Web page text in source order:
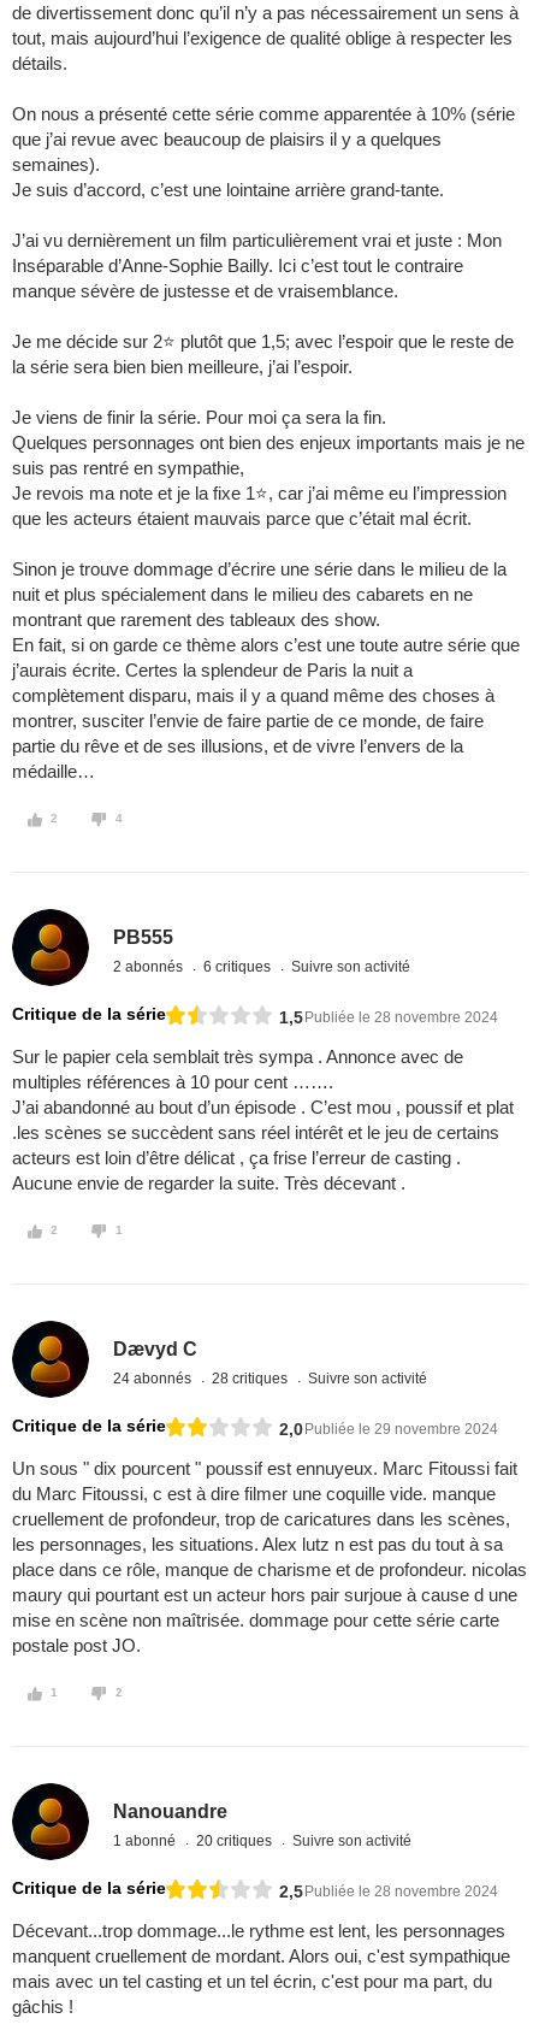
de divertissement donc qu’il n’y a pas nécessairement un sens à
tout, mais aujourd’hui l’exigence de qualité oblige à respecter les
détails.
On nous a présenté cette série comme apparentée à 10% (série
que j’ai revue avec beaucoup de plaisirs il y a quelques
semaines).
Je suis d’accord, c’est une lointaine arrière grand-tante.
J’ai vu dernièrement un film particulièrement vrai et juste : Mon
Inséparable d’Anne-Sophie Bailly. Ici c’est tout le contraire
manque sévère de justesse et de vraisemblance.
Je me décide sur 2⭐️ plutôt que 1,5; avec l’espoir que le reste de
la série sera bien bien meilleure, j’ai l’espoir.
Je viens de finir la série. Pour moi ça sera la fin.
Quelques personnages ont bien des enjeux importants mais je ne
suis pas rentré en sympathie,
Je revois ma note et je la fixe 1⭐️, car j’ai même eu l’impression
que les acteurs étaient mauvais parce que c’était mal écrit.
Sinon je trouve dommage d’écrire une série dans le milieu de la
nuit et plus spécialement dans le milieu des cabarets en ne
montrant que rarement des tableaux des show.
En fait, si on garde ce thème alors c’est une toute autre série que
j’aurais écrite. Certes la splendeur de Paris la nuit a
complètement disparu, mais il y a quand même des choses à
montrer, susciter l’envie de faire partie de ce monde, de faire
partie du rêve et de ses illusions, et de vivre l’envers de la
médaille…
2 4
PB555
2 abonnés 6 critiques Suivre son activité
Critique de la série 1,5Publiée le 28 novembre 2024
Sur le papier cela semblait très sympa . Annonce avec de
multiples références à 10 pour cent …….
J’ai abandonné au bout d’un épisode . C’est mou , poussif et plat
.les scènes se succèdent sans réel intérêt et le jeu de certains
acteurs est loin d’être délicat , ça frise l’erreur de casting .
Aucune envie de regarder la suite. Très décevant .
2 1
Dævyd C
24 abonnés 28 critiques Suivre son activité
Critique de la série 2,0Publiée le 29 novembre 2024
Un sous " dix pourcent " poussif est ennuyeux. Marc Fitoussi fait
du Marc Fitoussi, c est à dire filmer une coquille vide. manque
cruellement de profondeur, trop de caricatures dans les scènes,
les personnages, les situations. Alex lutz n est pas du tout à sa
place dans ce rôle, manque de charisme et de profondeur. nicolas
maury qui pourtant est un acteur hors pair surjoue à cause d une
mise en scène non maîtrisée. dommage pour cette série carte
postale post JO.
1 2
Nanouandre
1 abonné 20 critiques Suivre son activité
Critique de la série 2,5Publiée le 28 novembre 2024
Décevant...trop dommage...le rythme est lent, les personnages
manquent cruellement de mordant. Alors oui, c'est sympathique
mais avec un tel casting et un tel écrin, c'est pour ma part, du
gâchis !